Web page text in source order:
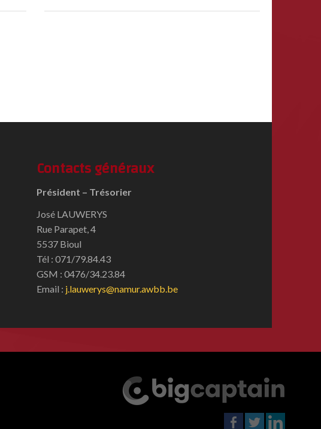
Contacts généraux
Président – Trésorier
José LAUWERYS
Rue Parapet, 4
5537 Bioul
Tél : 071/79.84.43
GSM : 0476/34.23.84
Email : j.lauwerys@namur.awbb.be